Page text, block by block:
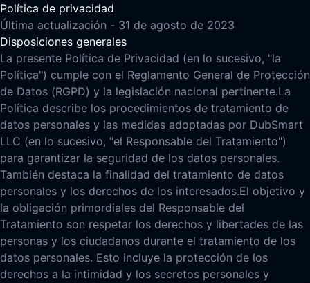
Política de privacidad
Última actualización - 31 de agosto de 2023
Disposiciones generales
La presente Política de Privacidad (en lo sucesivo, "la
Política") cumple con el Reglamento General de Protección
de Datos (RGPD) y la legislación nacional pertinente.La
Política describe los procedimientos de tratamiento de
datos personales y las medidas adoptadas por DubSmart
LLC (en lo sucesivo, "el Responsable del Tratamiento")
para garantizar la seguridad de los datos personales.
También destaca la finalidad del tratamiento de datos
personales y los derechos de los interesados.El objetivo y
la obligación primordiales del Responsable del
Tratamiento son respetar los derechos y libertades de las
personas y los ciudadanos durante el tratamiento de los
datos personales. Esto incluye la protección de los
derechos a la intimidad y los secretos personales y